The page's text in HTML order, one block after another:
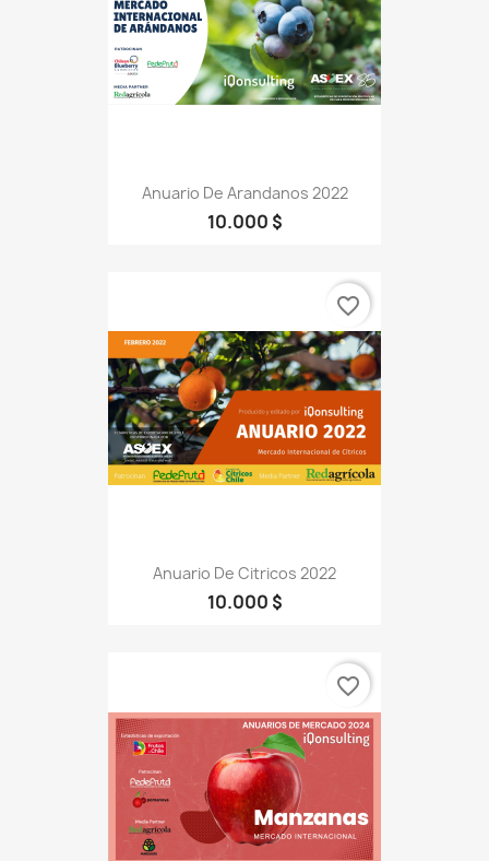
Anuario De Arandanos 2022
10.000 $
Anuario De Citricos 2022
10.000 $
favorite_border
favorite_border